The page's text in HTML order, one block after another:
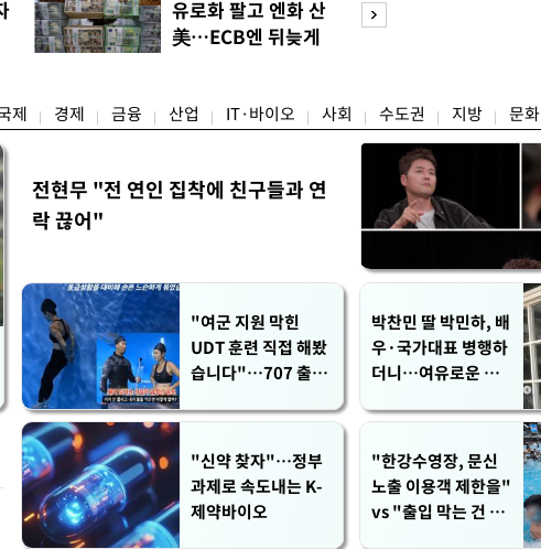
킬 수 없는 지경까지 이르렀다. 축구협회는 2024년 7월
명보 전 감독을 국가대표팀 사령탑으로 선임한 뒤
유로화 팔고 엔화 산
美…ECB엔 뒤늦게
제 경제 금융 산업 IT·바이오 사회 수도권 지방 문화
전현무 "전 연인 집착에 친구들과 연
락 끊어"
"여군 지원 막힌
UDT 훈련 직접 해봤
습니다"…707 출신
화'
박찬민 딸 박민하, 배
우·국가대표 병행하
더니…여유로운 근
"신약 찾자"…정부
과제로 속도내는 K-
제약바이오
"한강수영장, 문신
노출 이용객 제한을"
vs "출입 막는 건 명